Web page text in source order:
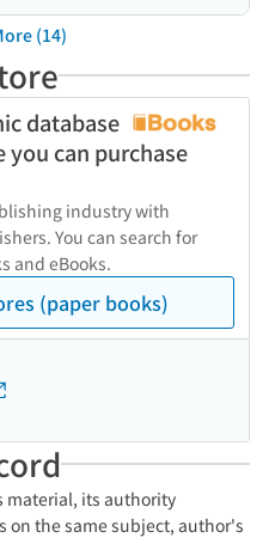
(14)
database
you can purchase
industry with
You can search for
and eBooks.
(paper books)
material, its authority
on the same subject, author's